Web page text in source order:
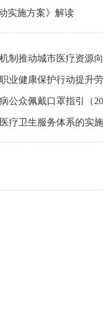
实施方案》解读
机制推动城市医疗资源
职业健康保护行动提升
公众佩戴口罩指引（
疗卫生服务体系的实